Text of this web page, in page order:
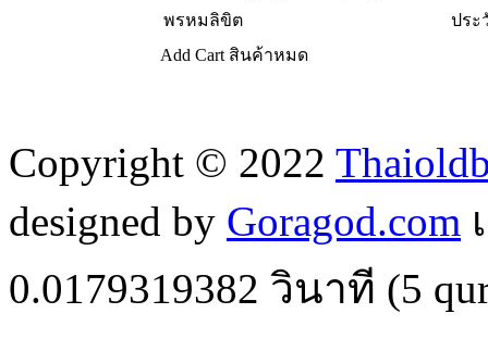
พรหมลิขิต
ประ
Add Cart สินค้าหมด
Copyright © 2022
designed by Goragod.com
0.0179319382 วินาที (5